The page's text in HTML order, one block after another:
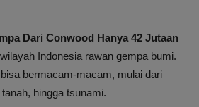
Dari Conwood Hanya 42 Jutaan
Indonesia rawan gempa bumi.
bermacam-macam, mulai dari
hingga tsunami.